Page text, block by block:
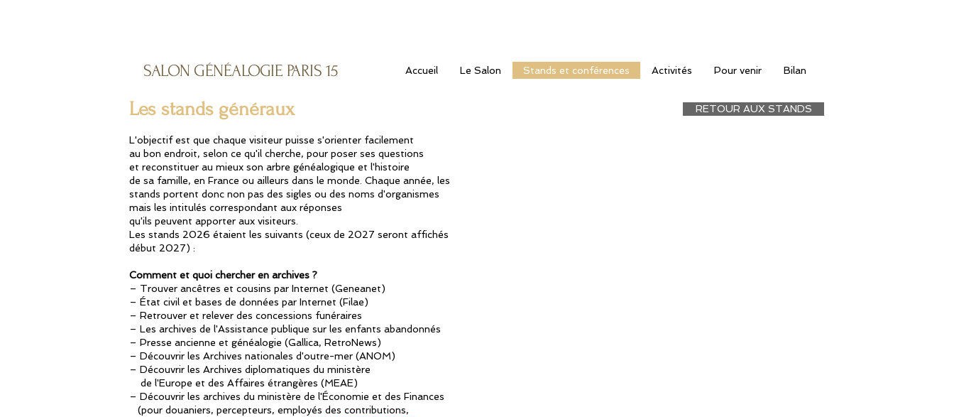
SALON GÉNÉALOGIE PARIS 15 Accueil Le Salon Stands et conférences Activités Pour venir Bilan
Les stands généraux RETOUR AUX STANDS
L'objectif est que chaque visiteur puisse s'orienter facilement
au bon endroit, selon ce qu'il cherche, pour poser ses questions
et reconstituer au mieux son arbre généalogique et l'histoire
de sa famille, en France ou ailleurs dans le monde. Chaque année, les
stands portent donc non pas des sigles ou des noms d'organismes
mais les intitulés correspondant aux réponses
qu'ils peuvent apporter aux visiteurs.
Les stands 2026 étaient les suivants (ceux de 2027 seront affichés
début 2027) :
Comment et quoi chercher en archives ?
– Trouver ancêtres et cousins par Internet (Geneanet)
– État civil et bases de données par Internet (Filae)
– Retrouver et relever des concessions funéraires
– Les archives de l'Assistance publique sur les enfants abandonnés
– Presse ancienne et généalogie (Gallica, RetroNews)
– Découvrir les Archives nationales d'outre-mer (ANOM)
– Découvrir les Archives diplomatiques du ministère
de l'Europe et des Affaires étrangères (MEAE)
– Découvrir les archives du ministère de l'Économie et des Finances
(pour douaniers, percepteurs, employés des contributions,